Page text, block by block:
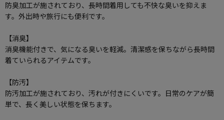
防臭加工が施されており、長時間着用しても不快な臭いを抑えま
す。外出時や旅行にも便利です。
【消臭】
消臭機能付きで、気になる臭いを軽減。清潔感を保ちながら長時間
着ていられるアイテムです。
【防汚】
防汚加工が施されており、汚れが付きにくいです。日常のケアが簡
単で、長く美しい状態を保ちます。